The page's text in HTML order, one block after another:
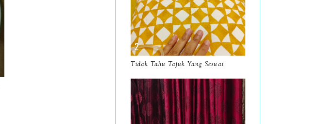
May9
April9
March11
January 14
2024130
Tidak Tahu Tajuk Yang Sesuai